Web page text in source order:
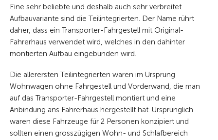
Eine sehr beliebte und deshalb auch sehr verbreitet
Aufbauvariante sind die Teilintegrierten. Der Name rührt
daher, dass ein Transporter-Fahrgestell mit Original-
Fahrerhaus verwendet wird, welches in den dahinter
montierten Aufbau eingebunden wird.
Die allerersten Teilintegrierten waren im Ursprung
Wohnwagen ohne Fahrgestell und Vorderwand, die man
auf das Transporter-Fahrgestell montiert und eine
Anbindung ans Fahrerhaus hergestellt hat. Ursprünglich
waren diese Fahrzeuge für 2 Personen konzipiert und
sollten einen grosszügigen Wohn- und Schlafbereich